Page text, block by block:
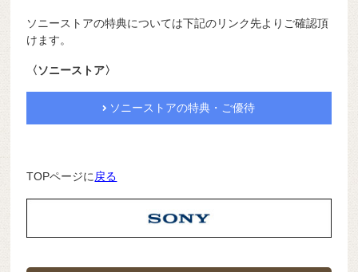
ソニーストアの特典については下記のリンク先よりご確認頂
けます。
〈ソニーストア〉
ソニーストアの特典・ご優待
TOPページに 戻る